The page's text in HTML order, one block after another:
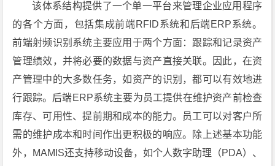
该体系结构提供了一个单一平台来管理企业应用程序
的各个方面，包括集成前端RFID系统和后端ERP系统。
前端射频识别系统主要应用于两个方面：跟踪和记录资产
管理绩效，并将必要的数据与资产直接关联。因此，在资
产管理中的大多数任务，如资产的识别，都可以有效地进
行跟踪。后端ERP系统主要为员工提供在维护资产前检查
库存、可用性、提前期和成本的能力。员工可以对客户所
需的维护成本和时间作出更积极的响应。除上述基本功能
外，MAMIS还支持移动设备，如个人数字助理（PDA）、